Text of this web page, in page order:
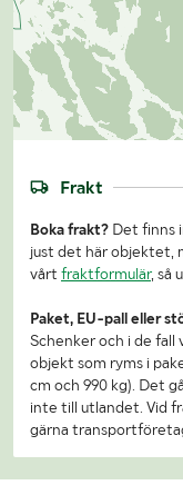
Frakt
Boka frakt? Det finns
just det här objektet,
vårt fraktformulär, så
Paket, EU-pall eller
Schenker och i de fall
objekt som ryms i
cm och 990 kg). Det
inte till utlandet. Vid
gärna